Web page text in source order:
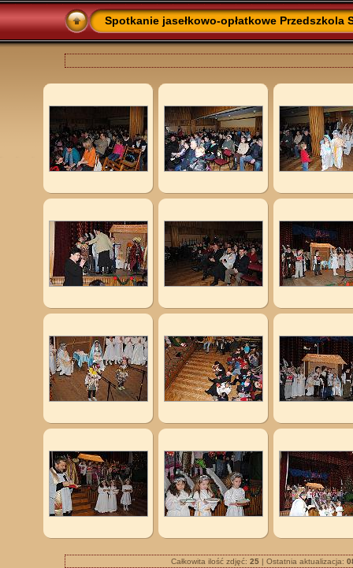
Spotkanie jasełkowo-opłatkowe Przedszkola
Całkowita ilość zdjęć: 25| Ostatnia aktualizacja: